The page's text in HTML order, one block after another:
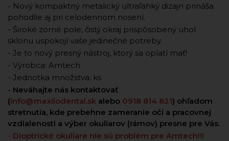
- Nový kompaktný metalický ultraľahký dizajn prináša
pohodlie aj pri celodennom nosení.
- Široké zorné pole, čistý okraj prispôsobený uhol
sklonu uspokojí vaše jedinečné potreby.
- Je to nový presný nástroj, ktorý sa oplatí mať!
- Výrobca: Amtech
- Jednotka množstva: ks
- Neváhajte nás kontaktovať
(info@maxilodental.sk alebo 0918 814 821) ohľadom
stretnutia, kde prebehne zameranie očí a pracovnej
vzdialenosti a výber okuliarov (rámov) presne pre Vás.
- Dioptrické okuliare nie sú problém pre Amtech!!!